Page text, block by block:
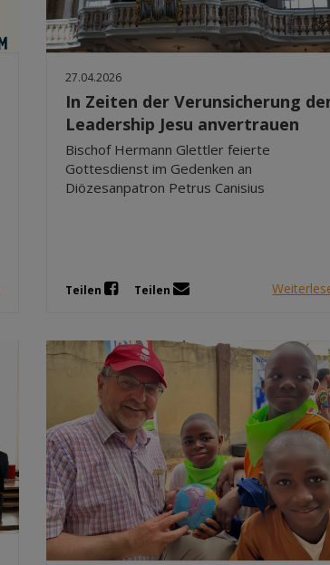
27.04.2026
In Zeiten der Verunsicherung
Leadership Jesu anvertrauen
Bischof Hermann Glettler feierte
Gottesdienst im Gedenken an
Diözesanpatron Petrus Canisius
Teilen Teilen